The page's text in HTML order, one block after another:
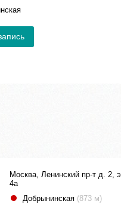
Москва, Ленинский пр-т д. 2,
4а
Добрынинская (873 м)